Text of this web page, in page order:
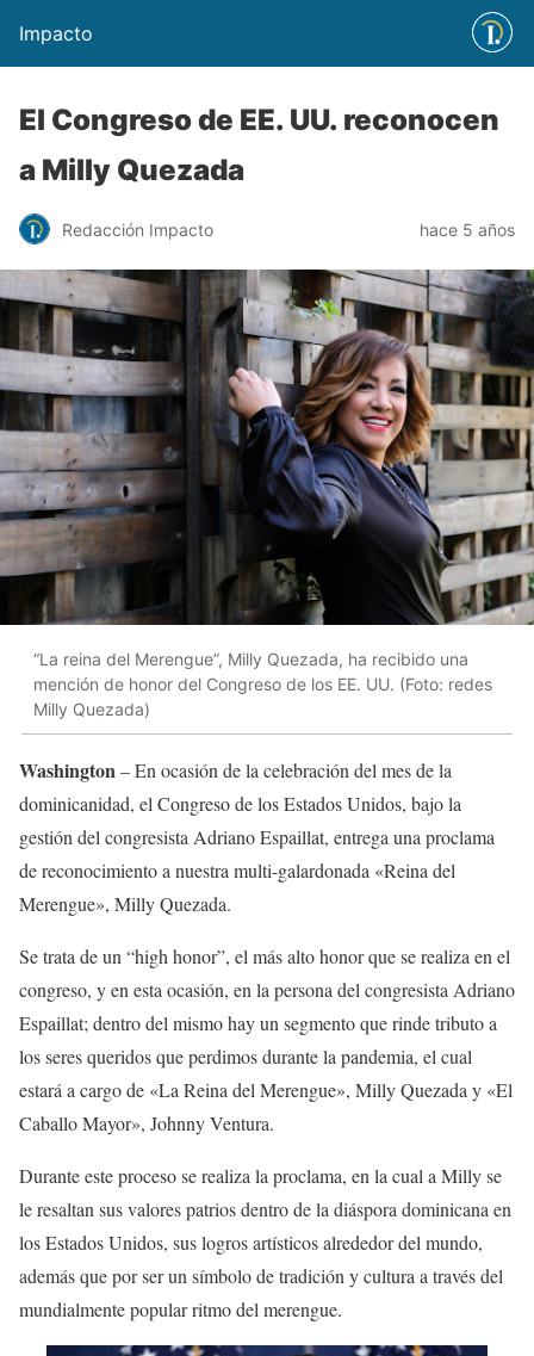
Impacto
El Congreso de EE. UU. reconocen
a Milly Quezada
Redacción Impacto hace 5 años
“La reina del Merengue”, Milly Quezada, ha recibido una
mención de honor del Congreso de los EE. UU. (Foto: redes
Milly Quezada)
Washington– En ocasión de la celebración del mes de la
dominicanidad, el Congreso de los Estados Unidos, bajo la
gestión del congresista Adriano Espaillat, entrega una proclama
de reconocimiento a nuestra multi-galardonada «Reina del
Merengue», Milly Quezada.
Se trata de un “high honor”, el más alto honor que se realiza en el
congreso, y en esta ocasión, en la persona del congresista Adriano
Espaillat; dentro del mismo hay un segmento que rinde tributo a
los seres queridos que perdimos durante la pandemia, el cual
estará a cargo de «La Reina del Merengue», Milly Quezada y «El
Caballo Mayor», Johnny Ventura.
Durante este proceso se realiza la proclama, en la cual a Milly se
le resaltan sus valores patrios dentro de la diáspora dominicana en
los Estados Unidos, sus logros artísticos alrededor del mundo,
además que por ser un símbolo de tradición y cultura a través del
mundialmente popular ritmo del merengue.